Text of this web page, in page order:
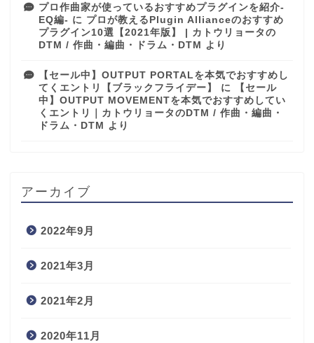
プロ作曲家が使っているおすすめプラグインを紹介-
EQ編- に プロが教えるPlugin Allianceのおすすめ
プラグイン10選【2021年版】 | カトウリョータの
DTM / 作曲・編曲・ドラム・DTM
より
【セール中】OUTPUT PORTALを本気でおすすめし
てくエントリ【ブラックフライデー】
に
【セール
中】OUTPUT MOVEMENTを本気でおすすめしてい
くエントリ｜カトウリョータのDTM / 作曲・編曲・
ドラム・DTM
より
アーカイブ
2022年9月
2021年3月
2021年2月
2020年11月